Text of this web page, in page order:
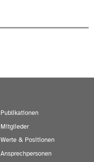
Publikationen
Mitglieder
Werte & Positionen
Ansprechpersonen